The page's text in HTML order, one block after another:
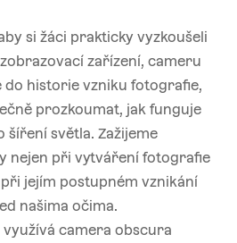
si žáci prakticky vyzkoušeli
zařízení, cameru
do historie vzniku fotografie,
prozkoumat, jak funguje
světla. Zažijeme
nejen při vytváření fotografie
jejím postupném vznikání
našima očima.
camera obscura